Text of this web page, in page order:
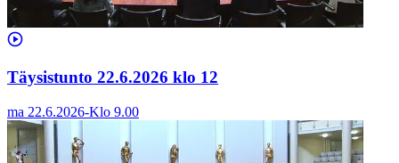
Täysistunto 22.6.2026 klo 12
ma 22.6.2026-Klo 9.00